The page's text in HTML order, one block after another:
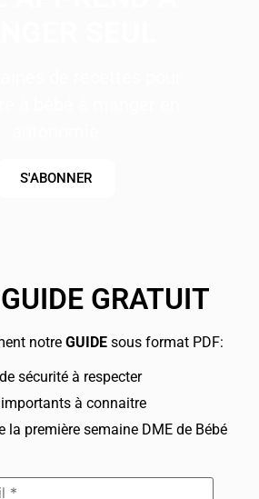
S'ABONNER
GRATUIT
notre GUIDE sous format PDF:
sécurité à respecter
à connaitre
la première semaine DME de Bébé